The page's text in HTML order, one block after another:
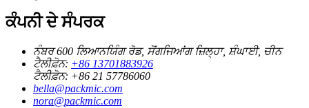
ਕੰਪਨੀ ਦੇ ਸੰਪਰਕ
ਨੰਬਰ 600 ਲਿਆਨਯਿੰਗ ਰੋਡ, ਸੋਂਗਜਿਆਂਗ ਜ਼ਿਲ੍ਹਾ, ਸ਼ੰਘਾਈ, ਚੀਨ
ਟੈਲੀਫ਼ੋਨ: +86 13701883926
ਟੈਲੀਫ਼ੋਨ: +86 21 57786060
bella@packmic.com
nora@packmic.com